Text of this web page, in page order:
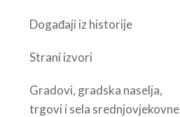
Događaji iz historije
Strani izvori
Gradovi, gradska naselja,
trgovi i sela srednjovjekovne